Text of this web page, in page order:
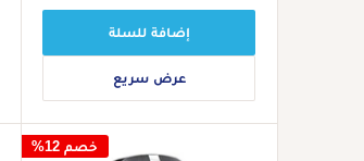
إضافة للسلة
عرض سريع
خصم 12%